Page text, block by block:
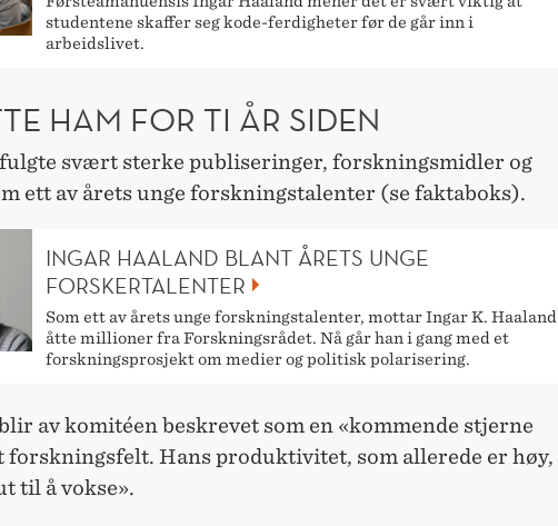
studentene skaffer seg kode-ferdigheter før de går inn i
arbeidslivet.
HAM FOR TI ÅR SIDEN
svært sterke publiseringer, forskningsmidler og
ett av årets unge forskningstalenter (se faktaboks).
INGAR HAALAND BLANT ÅRETS UNGE
FORSKERTALENTER
Som ett av årets unge forskningstalenter, mottar Ingar K. Haaland
åtte millioner fra Forskningsrådet. Nå går han i gang med et
forskningsprosjekt om medier og politisk polarisering.
av komitéen beskrevet som en «kommende stjerne
forskningsfelt. Hans produktivitet, som allerede er høy,
til å vokse».